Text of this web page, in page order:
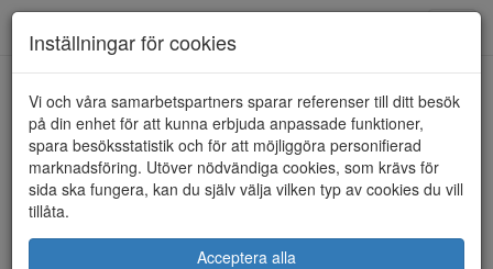
HEM ICEBUG
Inställningar för cookies
Vi och våra samarbetspartners sparar referenser till ditt besök
på din enhet för att kunna erbjuda anpassade funktioner,
spara besöksstatistik och för att möjliggöra personifierad
marknadsföring. Utöver nödvändiga cookies, som krävs för
sida ska fungera, kan du själv välja vilken typ av cookies du vill
tillåta.
Acceptera alla